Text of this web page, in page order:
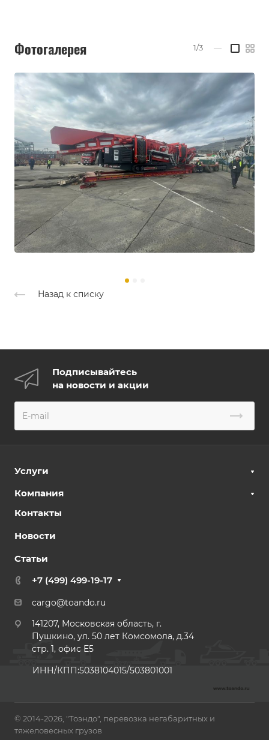
Фотогалерея 1/3 —
Назад к списку
Подписывайтесь
на новости и акции
Услуги
Компания
Контакты
Новости
Статьи
+7 (499) 499-19-17
cargo@toando.ru
141207, Московская область, г.
Пушкино, ул. 50 лет Комсомола, д.34
стр. 1, офис E5
ИНН/КПП:5038104015/503801001
© 2014-2026, "Тоэндо", перевозка негабаритных и
тяжеловесных грузов